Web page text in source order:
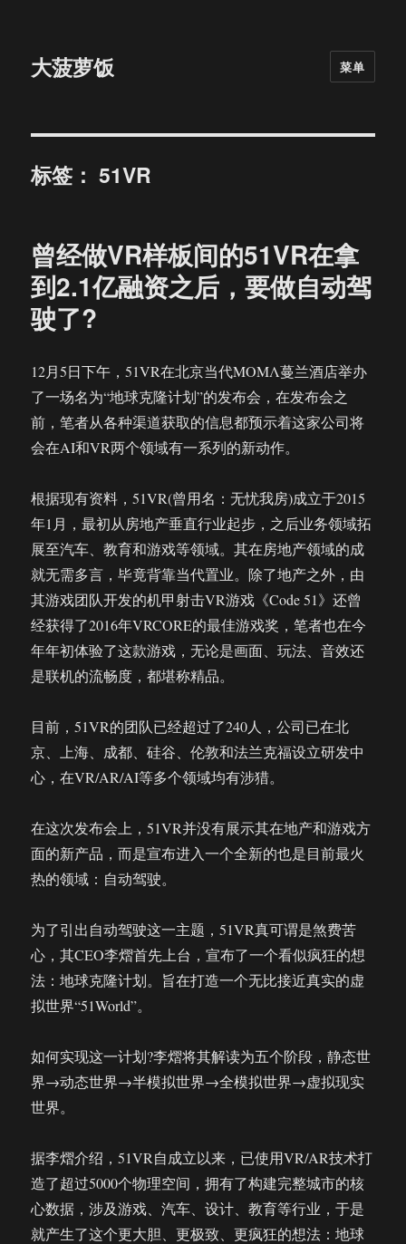
大菠萝饭 菜单
标签：51VR
曾经做VR样板间的51VR在拿
到2.1亿融资之后，要做自动驾
驶了?
12月5日下午，51VR在北京当代ΜΟΜΛ蔓兰酒店举办
了一场名为“地球克隆计划”的发布会，在发布会之
前，笔者从各种渠道获取的信息都预示着这家公司将
会在AI和VR两个领域有一系列的新动作。
根据现有资料，51VR(曾用名：无忧我房)成立于2015
年1月，最初从房地产垂直行业起步，之后业务领域拓
展至汽车、教育和游戏等领域。其在房地产领域的成
就无需多言，毕竟背靠当代置业。除了地产之外，由
其游戏团队开发的机甲射击VR游戏《Code 51》还曾
经获得了2016年VRCORE的最佳游戏奖，笔者也在今
年年初体验了这款游戏，无论是画面、玩法、音效还
是联机的流畅度，都堪称精品。
目前，51VR的团队已经超过了240人，公司已在北
京、上海、成都、硅谷、伦敦和法兰克福设立研发中
心，在VR/AR/AI等多个领域均有涉猎。
在这次发布会上，51VR并没有展示其在地产和游戏方
面的新产品，而是宣布进入一个全新的也是目前最火
热的领域：自动驾驶。
为了引出自动驾驶这一主题，51VR真可谓是煞费苦
心，其CEO李熠首先上台，宣布了一个看似疯狂的想
法：地球克隆计划。旨在打造一个无比接近真实的虚
拟世界“51World”。
如何实现这一计划?李熠将其解读为五个阶段，静态世
界→动态世界→半模拟世界→全模拟世界→虚拟现实
世界。
据李熠介绍，51VR自成立以来，已使用VR/AR技术打
造了超过5000个物理空间，拥有了构建完整城市的核
心数据，涉及游戏、汽车、设计、教育等行业，于是
就产生了这个更大胆、更极致、更疯狂的想法：地球